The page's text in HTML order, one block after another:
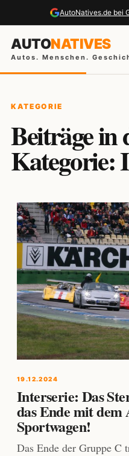
AutoNatives.de bei
AUTONATIVES
Autos. Menschen.
KATEGORIE
Beiträge in
Kategorie:
19.12.2024
Interserie: Das
das Ende mit dem
Sportwagen!
Das Ende der Gruppe C